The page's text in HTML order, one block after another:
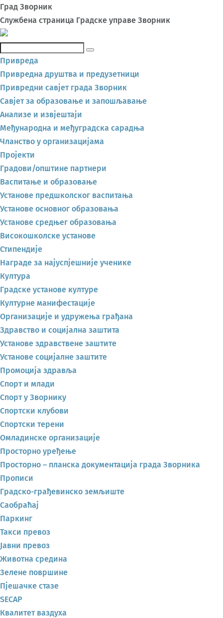
Град Зворник
Службена страница Градске управе Зворник
Претражи
Привреда
Привредна друштва и предузетници
Привредни савјет града Зворник
Савјет за образовање и запошљавање
Анализе и извјештаји
Међународна и међуградска сарадња
Чланство у организацијама
Пројекти
Градови/општине партнери
Васпитање и образовање
Установе предшколског васпитања
Установе основног образовања
Установе средњег образовања
Високошколске установе
Стипендије
Награде за најуспјешније ученике
Култура
Градске установе културе
Културне манифестације
Организације и удружења грађана
Здравство и социјална заштита
Установе здравствене заштите
Установе социјалне заштите
Промоција здравља
Спорт и млади
Спорт у Зворнику
Спортски клубови
Спортски терени
Омладинске организације
Просторно уређење
Просторно – планска документација града Зворника
Прописи
Градско-грађевинско земљиште
Саобраћај
Паркинг
Такси превоз
Јавни превоз
Животна средина
Зелене површине
Пјешачке стазе
SECAP
Квалитет ваздуха